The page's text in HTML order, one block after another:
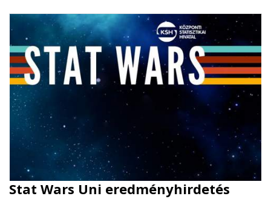
Stat Wars Uni eredményhirdetés